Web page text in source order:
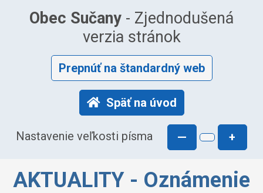
Obec Sučany - Zjednodušená
verzia stránok
Prepnúť na štandardný web
Späť na úvod
Nastavenie veľkosti písma — +
AKTUALITY - Oznámenie